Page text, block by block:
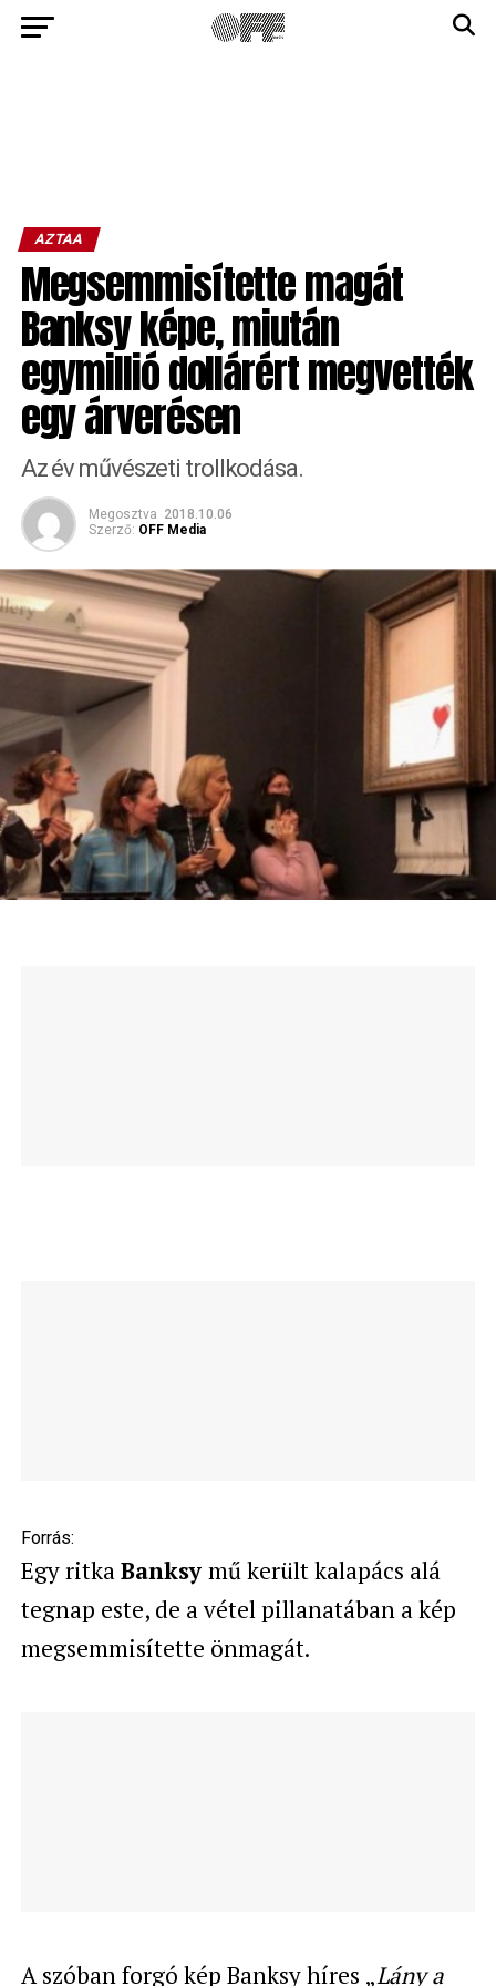
AZTAA
Megsemmisítette magát
Banksy képe, miután
egymillió dollárért megvették
egy árverésen
Az év művészeti trollkodása.
Megosztva 2018.10.06
Szerző: OFF Media
Forrás:
Egy ritkaBanksy mű került kalapács alá
tegnap este, de a vétel pillanatában a kép
megsemmisítette önmagát.
A szóban forgó kép Banksy híres „Lány a